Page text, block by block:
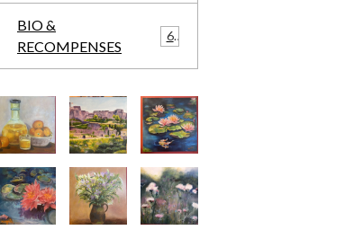
BIO &
RECOMPENSES
6